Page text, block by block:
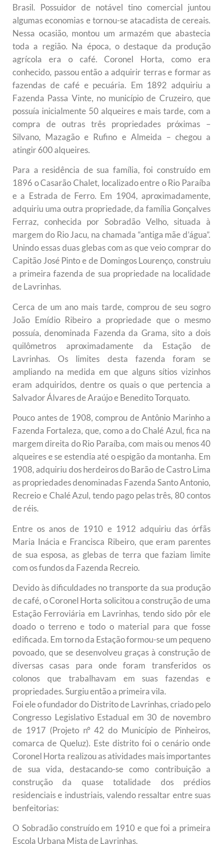
Brasil. Possuidor de notável tino comercial juntou
algumas economias e tornou-se atacadista de cereais.
Nessa ocasião, montou um armazém que abastecia
toda a região. Na época, o destaque da produção
agrícola era o café. Coronel Horta, como era
conhecido, passou então a adquirir terras e formar as
fazendas de café e pecuária. Em 1892 adquiriu a
Fazenda Passa Vinte, no município de Cruzeiro, que
possuía inicialmente 50 alqueires e mais tarde, com a
compra de outras três propriedades próximas –
Silvano, Mazagão e Rufino e Almeida – chegou a
atingir 600 alqueires.
Para a residência de sua família, foi construído em
1896 o Casarão Chalet, localizado entre o Rio Paraíba
e a Estrada de Ferro. Em 1904, aproximadamente,
adquiriu uma outra propriedade, da família Gonçalves
Ferraz, conhecida por Sobradão Velho, situada à
margem do Rio Jacu, na chamada “antiga mãe d’água”.
Unindo essas duas glebas com as que veio comprar do
Capitão José Pinto e de Domingos Lourenço, construiu
a primeira fazenda de sua propriedade na localidade
de Lavrinhas.
Cerca de um ano mais tarde, comprou de seu sogro
João Emídio Ribeiro a propriedade que o mesmo
possuía, denominada Fazenda da Grama, sito a dois
quilômetros aproximadamente da Estação de
Lavrinhas. Os limites desta fazenda foram se
ampliando na medida em que alguns sítios vizinhos
eram adquiridos, dentre os quais o que pertencia a
Salvador Álvares de Araújo e Benedito Torquato.
Pouco antes de 1908, comprou de Antônio Marinho a
Fazenda Fortaleza, que, como a do Chalé Azul, fica na
margem direita do Rio Paraíba, com mais ou menos 40
alqueires e se estendia até o espigão da montanha. Em
1908, adquiriu dos herdeiros do Barão de Castro Lima
as propriedades denominadas Fazenda Santo Antonio,
Recreio e Chalé Azul, tendo pago pelas três, 80 contos
de réis.
Entre os anos de 1910 e 1912 adquiriu das órfãs
Maria Inácia e Francisca Ribeiro, que eram parentes
de sua esposa, as glebas de terra que faziam limite
com os fundos da Fazenda Recreio.
Devido às dificuldades no transporte da sua produção
de café, o Coronel Horta solicitou a construção de uma
Estação Ferroviária em Lavrinhas, tendo sido pôr ele
doado o terreno e todo o material para que fosse
edificada. Em torno da Estação formou-se um pequeno
povoado, que se desenvolveu graças à construção de
diversas casas para onde foram transferidos os
colonos que trabalhavam em suas fazendas e
propriedades. Surgiu então a primeira vila.
Foi ele o fundador do Distrito de Lavrinhas, criado pelo
Congresso Legislativo Estadual em 30 de novembro
de 1917 (Projeto nº 42 do Município de Pinheiros,
comarca de Queluz). Este distrito foi o cenário onde
Coronel Horta realizou as atividades mais importantes
de sua vida, destacando-se como contribuição a
construção da quase totalidade dos prédios
residenciais e industriais, valendo ressaltar entre suas
benfeitorias:
O Sobradão construído em 1910 e que foi a primeira
Escola Urbana Mista de Lavrinhas.